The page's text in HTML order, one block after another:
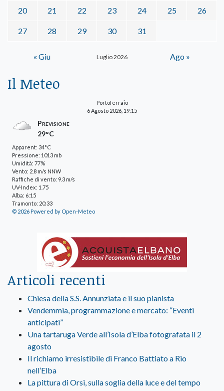
Luglio 2026
20 21 22 23 24 25 26
27 28 29 30 31
« Giu Ago »
Il Meteo
Portoferraio
6 Agosto 2026, 19:15
Previsione
29°C
Apparent: 34°C
Pressione: 1013 mb
Umidità: 77%
Vento: 2.8 m/s NNW
Raffiche di vento: 9.3 m/s
UV-Index: 1.75
Alba: 6:15
Tramonto: 20:33
© 2026 Powered by Open-Meteo
Articoli recenti
Chiesa della S.S. Annunziata e il suo pianista
Vendemmia, programmazione e mercato: “Eventi
anticipati”
Una tartaruga Verde all’Isola d’Elba fotografata il 2
agosto
Il richiamo irresistibile di Franco Battiato a Rio
nell’Elba
La pittura di Orsi, sulla soglia della luce e del tempo